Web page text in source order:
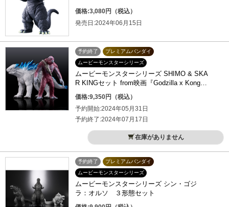
価格:3,080円（税込）
発売日:2024年06月15日
予約終了
プレミアムバンダイ
ムービーモンスターシリーズ
ムービーモンスターシリーズ SHIMO & SKA
R KINGセット from映画『Godzilla x Kong: T
he New Empire』
価格:9,350円（税込）
予約開始:2024年05月31日
予約終了:2024年07月17日
在庫がありません
予約終了
プレミアムバンダイ
ムービーモンスターシリーズ
ムービーモンスターシリーズ シン・ゴジ
ラ：オルソ ３形態セット